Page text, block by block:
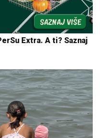
Extra. A ti? Saznaj